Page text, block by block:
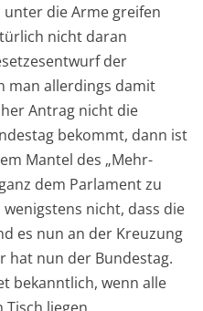
die Arme greifen
nicht daran
der
man allerdings damit
Antrag nicht die
bekommt, dann ist
Mantel des „Mehr-
dem Parlament zu
nicht, dass die
es nun an der Kreuzung
hat nun der Bundestag.
bekanntlich, wenn alle